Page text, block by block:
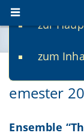
zur
zum
Musik in
emester
Ensemble